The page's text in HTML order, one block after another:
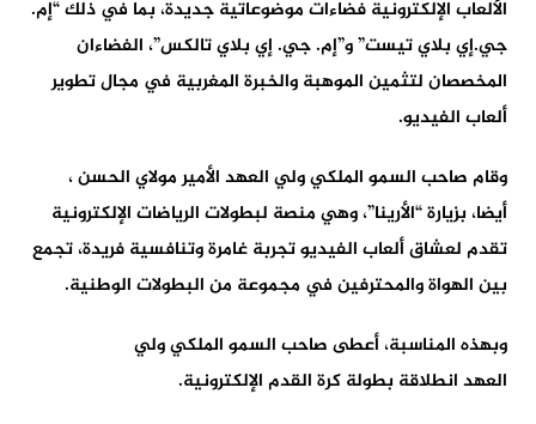
الألعاب الإلكترونية فضاءات موضوعاتية جديدة، بما في ذلك “إم.
جي.إي بلاي تيست” و”إم. جي. إي بلاي تالكس”، الفضاءان
المخصصان لتثمين الموهبة والخبرة المغربية في مجال تطوير
ألعاب الفيديو.
وقام صاحب السمو الملكي ولي العهد الأمير مولاي الحسن ،
أيضا، بزيارة “الأرينا”، وهي منصة لبطولات الرياضات الإلكترونية
تقدم لعشاق ألعاب الفيديو تجربة غامرة وتنافسية فريدة، تجمع
بين الهواة والمحترفين في مجموعة من البطولات الوطنية.
وبهذه المناسبة، أعطى صاحب السمو الملكي ولي
العهد انطلاقة بطولة كرة القدم الإلكترونية.